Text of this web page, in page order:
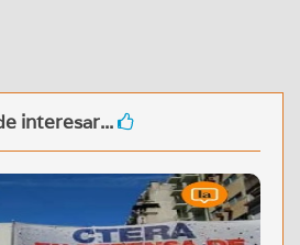
interesar...